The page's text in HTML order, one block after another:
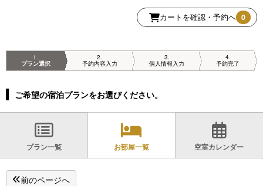
カートを確認・予約へ 0
1
プラン選択
2
予約内容入力
3
個人情報入力
4
予約完了
ご希望の宿泊プランをお選びください。
プラン一覧 お部屋一覧 空室カレンダー
前のページへ